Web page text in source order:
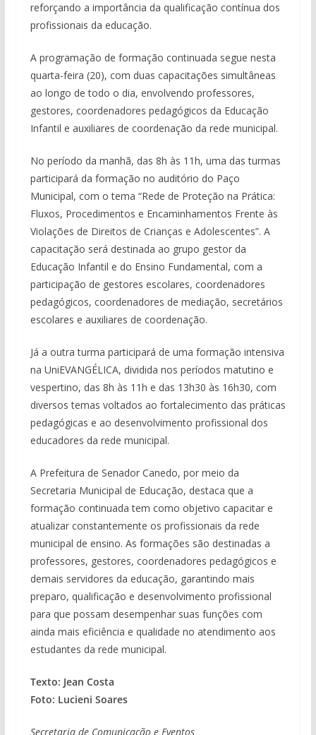
reforçando a importância da qualificação contínua dos
profissionais da educação.
A programação de formação continuada segue nesta
quarta-feira (20), com duas capacitações simultâneas
ao longo de todo o dia, envolvendo professores,
gestores, coordenadores pedagógicos da Educação
Infantil e auxiliares de coordenação da rede municipal.
No período da manhã, das 8h às 11h, uma das turmas
participará da formação no auditório do Paço
Municipal, com o tema “Rede de Proteção na Prática:
Fluxos, Procedimentos e Encaminhamentos Frente às
Violações de Direitos de Crianças e Adolescentes”. A
capacitação será destinada ao grupo gestor da
Educação Infantil e do Ensino Fundamental, com a
participação de gestores escolares, coordenadores
pedagógicos, coordenadores de mediação, secretários
escolares e auxiliares de coordenação.
Já a outra turma participará de uma formação intensiva
na UniEVANGÉLICA, dividida nos períodos matutino e
vespertino, das 8h às 11h e das 13h30 às 16h30, com
diversos temas voltados ao fortalecimento das práticas
pedagógicas e ao desenvolvimento profissional dos
educadores da rede municipal.
A Prefeitura de Senador Canedo, por meio da
Secretaria Municipal de Educação, destaca que a
formação continuada tem como objetivo capacitar e
atualizar constantemente os profissionais da rede
municipal de ensino. As formações são destinadas a
professores, gestores, coordenadores pedagógicos e
demais servidores da educação, garantindo mais
preparo, qualificação e desenvolvimento profissional
para que possam desempenhar suas funções com
ainda mais eficiência e qualidade no atendimento aos
estudantes da rede municipal.
Texto: Jean Costa
Foto: Lucieni Soares
Secretaria de Comunicação e Eventos